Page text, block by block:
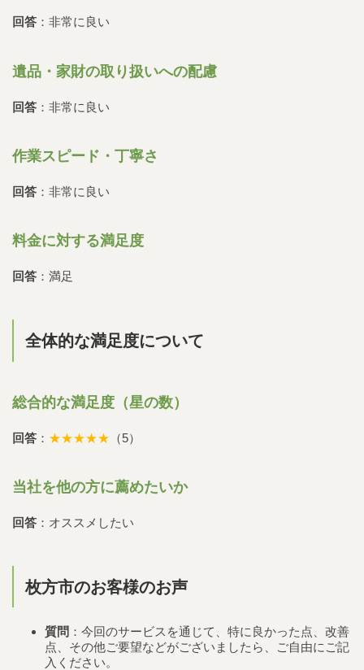
回答 ：非常に良い
遺品・家財の取り扱いへの配慮
回答 ：非常に良い
作業スピード・丁寧さ
回答 ：非常に良い
料金に対する満足度
回答 ：満足
全体的な満足度について
総合的な満足度（星の数）
回答 ： ★★★★★ （5）
当社を他の方に薦めたいか
回答 ：オススメしたい
枚方市のお客様のお声
質問 ：今回のサービスを通じて、特に良かった点、改善
点、その他ご要望などがございましたら、ご自由にご記
入ください。